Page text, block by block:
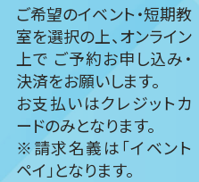
ご希望のイベント・短期教
室を選択の上、オンライン
上で ご予約お申し込み・
決済をお願いします。
お支払いはクレジットカ
ードのみとなります。
※請求名義は「イベント
ペイ」となります。